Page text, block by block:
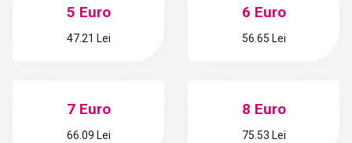
5 Euro
47.21 Lei
6 Euro
56.65 Lei
7 Euro
66.09 Lei
8 Euro
75.53 Lei